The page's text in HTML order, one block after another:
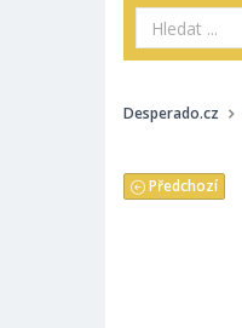
Desperado.cz
Předchozí